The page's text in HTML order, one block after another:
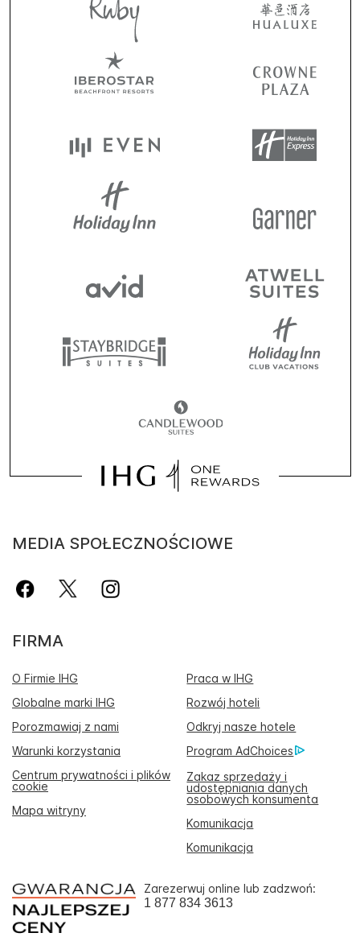
MEDIA SPOŁECZNOŚCIOWE
FIRMA
O Firmie IHG
Praca w IHG
Globalne marki IHG
Rozwój hoteli
Porozmawiaj z nami
Odkryj nasze hotele
Warunki korzystania
Program AdChoices
Centrum prywatności i plików
cookie
Zakaz sprzedaży i
udostępniania danych
osobowych konsumenta
Mapa witryny
Komunikacja
Komunikacja
Zarezerwuj online lub zadzwoń:
1 877 834 3613